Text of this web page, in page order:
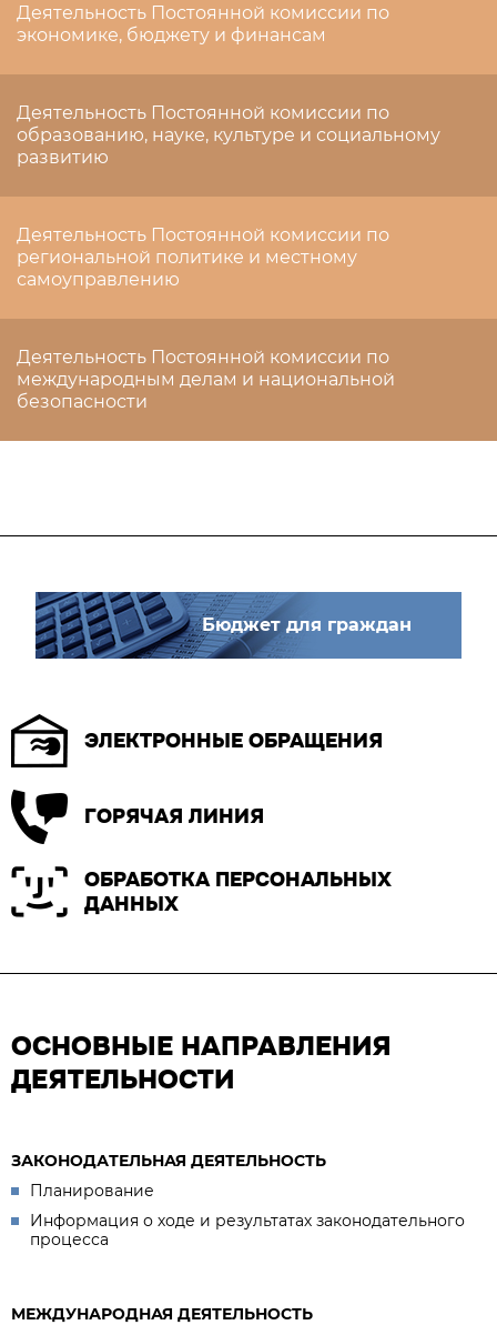
Деятельность Постоянной комиссии по
экономике, бюджету и финансам
Деятельность Постоянной комиссии по
образованию, науке, культуре и социальному
развитию
Деятельность Постоянной комиссии по
региональной политике и местному
самоуправлению
Деятельность Постоянной комиссии по
международным делам и национальной
безопасности
Бюджет для граждан
ЭЛЕКТРОННЫЕ ОБРАЩЕНИЯ
ГОРЯЧАЯ ЛИНИЯ
ОБРАБОТКА ПЕРСОНАЛЬНЫХ
ДАННЫХ
ОСНОВНЫЕ НАПРАВЛЕНИЯ
ДЕЯТЕЛЬНОСТИ
ЗАКОНОДАТЕЛЬНАЯ ДЕЯТЕЛЬНОСТЬ
Планирование
Информация о ходе и результатах законодательного
процесса
МЕЖДУНАРОДНАЯ ДЕЯТЕЛЬНОСТЬ